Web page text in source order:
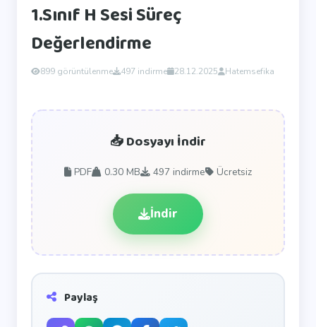
1.Sınıf H Sesi Süreç
Değerlendirme
899 görüntülenme 497 indirme 28.12.2025 Hatemsefika
📥 Dosyayı İndir
PDF 0.30 MB 497 indirme Ücretsiz
İndir
Paylaş